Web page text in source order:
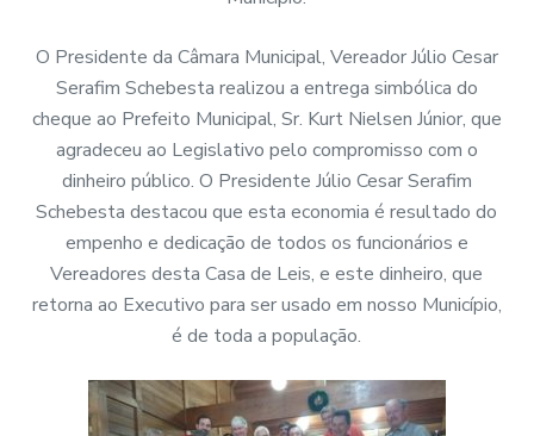
O Presidente da Câmara Municipal, Vereador Júlio Cesar
Serafim Schebesta realizou a entrega simbólica do
cheque ao Prefeito Municipal, Sr. Kurt Nielsen Júnior, que
agradeceu ao Legislativo pelo compromisso com o
dinheiro público. O Presidente Júlio Cesar Serafim
Schebesta destacou que esta economia é resultado do
empenho e dedicação de todos os funcionários e
Vereadores desta Casa de Leis, e este dinheiro, que
retorna ao Executivo para ser usado em nosso Município,
é de toda a população.